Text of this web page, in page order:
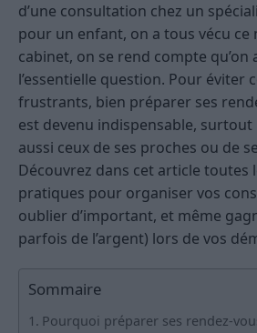
d’une consultation chez un
pour un enfant, on a tous vécu
cabinet, on se rend compte qu’on
l’essentielle question. Pour éviter
frustrants, bien préparer ses
est devenu indispensable, surtout
aussi ceux de ses proches ou de
Découvrez dans cet article toutes
pratiques pour organiser vos
oublier d’important, et même
parfois de l’argent) lors de vos
Sommaire
Pourquoi préparer ses rendez-